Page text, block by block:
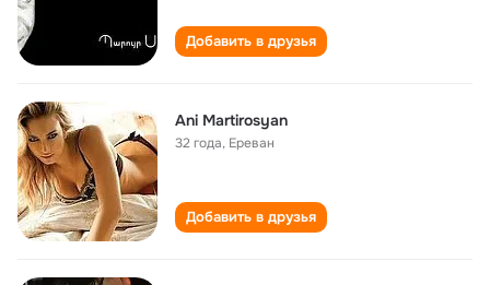
Добавить в друзья
Ani Martirosyan
32 года, Ереван
Добавить в друзья